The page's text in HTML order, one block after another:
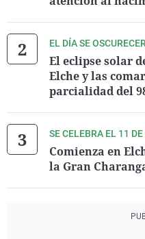
EL DÍA SE
El eclipse solar
Elche y las
parcialidad del
SE CELEBRA EL 11
Comienza en
la Gran